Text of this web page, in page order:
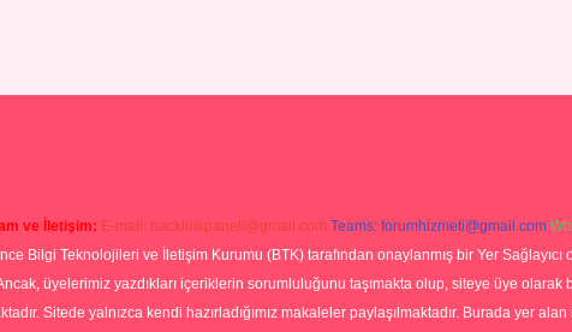
ve İletişim: E-mail: backlinkpaneli@gmail.com Teams: forumhizmeti@gmail.com
Bilgi Teknolojileri ve İletişim Kurumu (BTK) tarafından onaylanmış bir Yer
üyelerimiz yazdıkları içeriklerin sorumluluğunu taşımakta olup, siteye üye
Sitede yalnızca kendi hazırladığımız makaleler paylaşılmaktadır. Burada yer